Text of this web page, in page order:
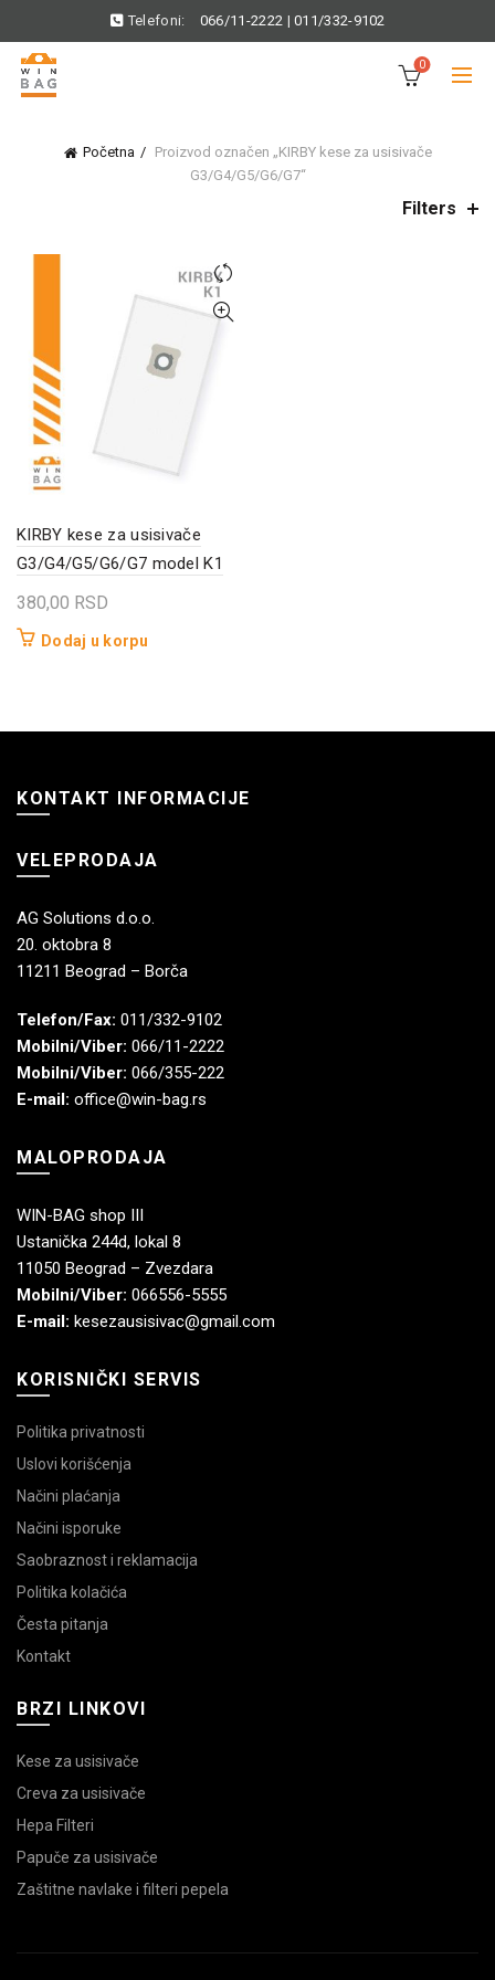
Telefoni: 066/11-2222 |011/332-9102
0
Početna
Proizvod označen „KIRBY kese za usisivače
G3/G4/G5/G6/G7“
Filters
KIRBY kese za usisivače
G3/G4/G5/G6/G7 model K1
380,00 RSD
Dodaj u korpu
KONTAKT INFORMACIJE
VELEPRODAJA
AG Solutions d.o.o.
20. oktobra 8
11211 Beograd – Borča
Telefon/Fax: 011/332-9102
Mobilni/Viber: 066/11-2222
Mobilni/Viber: 066/355-222
E-mail: office@win-bag.rs
MALOPRODAJA
WIN-BAG shop III
Ustanička 244d, lokal 8
11050 Beograd – Zvezdara
Mobilni/Viber: 066556-5555
E-mail: kesezausisivac@gmail.com
KORISNIČKI SERVIS
Politika privatnosti
Uslovi korišćenja
Načini plaćanja
Načini isporuke
Saobraznost i reklamacija
Politika kolačića
Česta pitanja
Kontakt
BRZI LINKOVI
Kese za usisivače
Creva za usisivače
Hepa Filteri
Papuče za usisivače
Zaštitne navlake i filteri pepela